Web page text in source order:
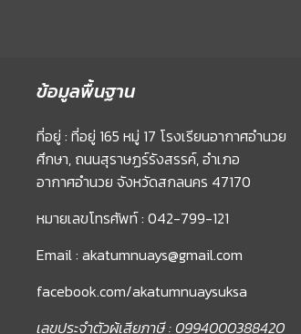
ข้อมูลพื้นฐาน
ที่อยู่ : ที่อยู่ 165 หมู่ 17 โรงเรียนอากาศอำนวย
ศึกษา, ถนนสุราษฏร์รังสรรค์, อำเภอ
อากาศอำนวย จังหวัดสกลนคร 47170
หมายเลขโทรศัพท์ : 042-799-121
Email : akatumnuays@gmail.com
facebook.com/akatumnuaysuksa
เลขประจำตัวผู้เสียภาษี : 0994000388420